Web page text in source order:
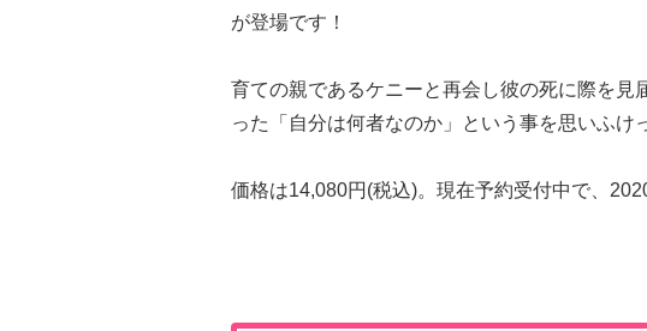
が登場です！
育ての親であるケニーと再会し彼の死に際を見
った「自分は何者なのか」という事を思いふけ
価格は14,080円(税込)。現在予約受付中で、